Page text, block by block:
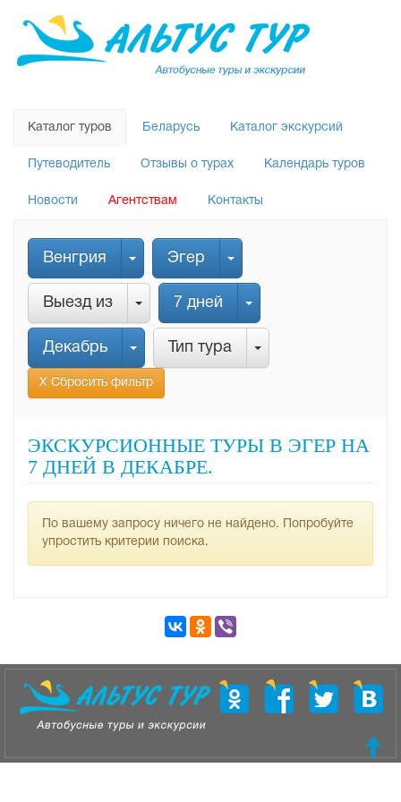
Каталог туров Беларусь Каталог экскурсий
Путеводитель Отзывы о турах Календарь туров
Новости Агентствам Контакты
Венгрия Эгер
Выезд из 7 дней
Декабрь Тип тура
Х Сбросить фильтр
ЭКСКУРСИОННЫЕ ТУРЫ В ЭГЕР НА
7 ДНЕЙ В ДЕКАБРЕ.
По вашему запросу ничего не найдено. Попробуйте
упростить критерии поиска.